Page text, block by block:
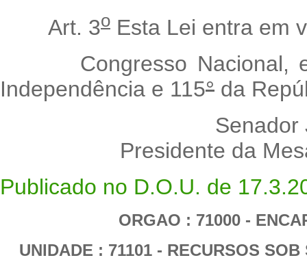
Art. 3o Esta Lei entra em
Congresso
Independência e 115° da
Senador
Presidente da
Publicado no D.O.U. de
ORGAO : 71000 -
UNIDADE : 71101 - RECURSOS